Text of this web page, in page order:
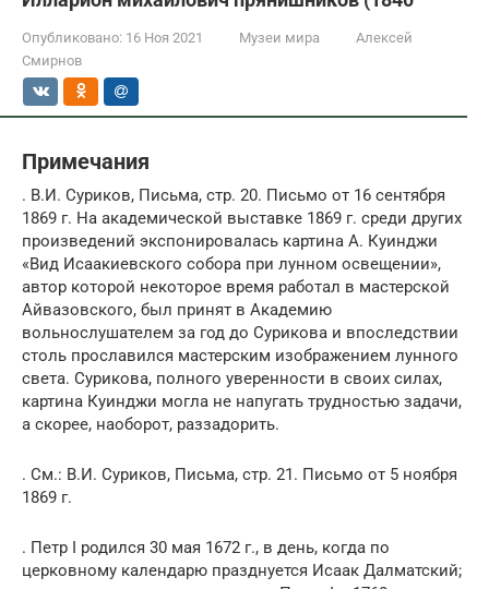
Опубликовано: 16 Ноя 2021 Музеи мира
Алексей
Смирнов
Примечания
. В.И. Суриков, Письма, стр. 20. Письмо от 16 сентября
1869 г. На академической выставке 1869 г. среди других
произведений экспонировалась картина А. Куинджи
«Вид Исаакиевского собора при лунном освещении»,
автор которой некоторое время работал в мастерской
Айвазовского, был принят в Академию
вольнослушателем за год до Сурикова и впоследствии
столь прославился мастерским изображением лунного
света. Сурикова, полного уверенности в своих силах,
картина Куинджи могла не напугать трудностью задачи,
а скорее, наоборот, раззадорить.
. См.: В.И. Суриков, Письма, стр. 21. Письмо от 5 ноября
1869 г.
. Петр I родился 30 мая 1672 г., в день, когда по
церковному календарю празднуется Исаак Далматский;